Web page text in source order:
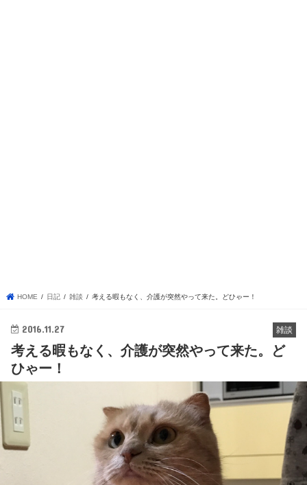
HOME 日記 雑談 考える暇もなく、介護が突然やって来た。どひゃー！
雑談
2016.11.27
考える暇もなく、介護が突然やって来た。ど
ひゃー！